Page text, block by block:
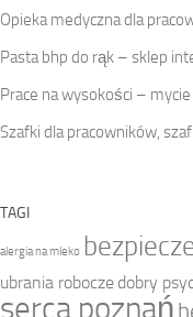
Opieka medyczna dla
Pasta bhp do rąk – sklep
Prace na wysokości –
Szafki dla pracowników,
TAGI
alergia na mleko
ubrania robocze dobry
serca poznań